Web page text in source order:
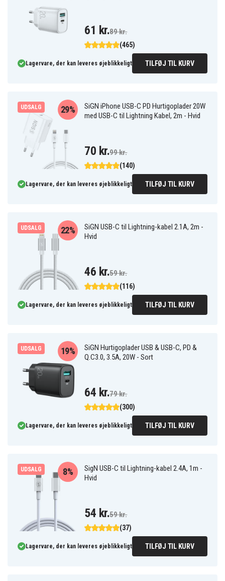
(465)
61 kr.89 kr.
Lagervare, der kan leveres øjeblikkeligt TILFØJ TIL KURV
UDSALG
SiGN iPhone USB-C PD Hurtigoplader 20W
med USB-C til Lightning Kabel, 2m - Hvid
(140)
29%
70 kr.99 kr.
Lagervare, der kan leveres øjeblikkeligt TILFØJ TIL KURV
UDSALG
SiGN USB-C til Lightning-kabel 2.1A, 2m -
Hvid
(116)
22%
46 kr.59 kr.
Lagervare, der kan leveres øjeblikkeligt TILFØJ TIL KURV
UDSALG
SiGN Hurtigoplader USB & USB-C, PD &
Q.C3.0, 3.5A, 20W - Sort
(300)
19%
64 kr.79 kr.
Lagervare, der kan leveres øjeblikkeligt TILFØJ TIL KURV
UDSALG
SigN USB-C til Lightning-kabel 2.4A, 1m -
Hvid
(37)
8%
54 kr.59 kr.
Lagervare, der kan leveres øjeblikkeligt TILFØJ TIL KURV